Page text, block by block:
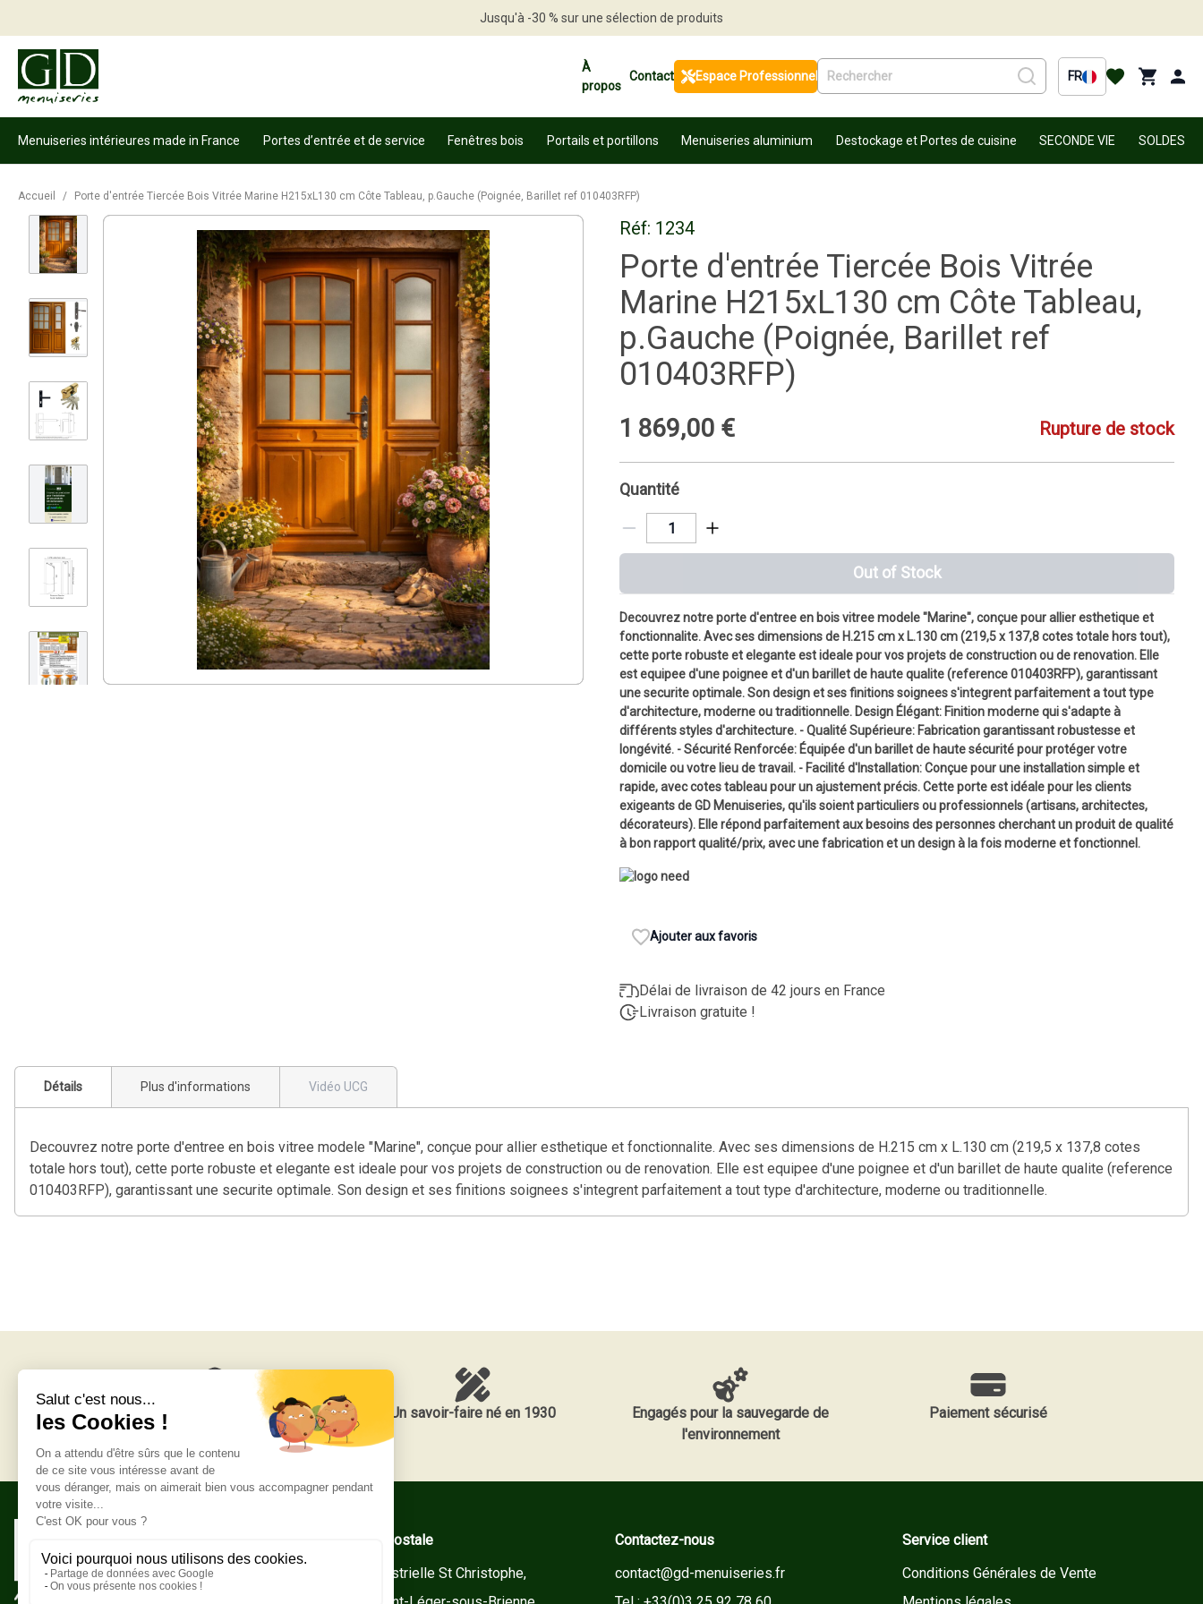
Jusqu'à -30 % sur une sélection de produits
À
propos
Contact Espace Professionnel FR
Menuiseries intérieures made in France Portes d’entrée et de service Fenêtres bois Portails et portillons Menuiseries aluminium Destockage et Portes de cuisine SECONDE VIE SOLDES
Accueil / Porte d'entrée Tiercée Bois Vitrée Marine H215xL130 cm Côte Tableau, p.Gauche (Poignée, Barillet ref 010403RFP)
Réf: 1234
Porte d'entrée Tiercée Bois Vitrée
Marine H215xL130 cm Côte Tableau,
p.Gauche (Poignée, Barillet ref
010403RFP)
1 869,00 € Rupture de stock
Quantité
Out of Stock
Decouvrez notre porte d'entree en bois vitree modele "Marine", conçue pour allier esthetique et
fonctionnalite. Avec ses dimensions de H.215 cm x L.130 cm (219,5 x 137,8 cotes totale hors tout),
cette porte robuste et elegante est ideale pour vos projets de construction ou de renovation. Elle
est equipee d'une poignee et d'un barillet de haute qualite (reference 010403RFP), garantissant
une securite optimale. Son design et ses finitions soignees s'integrent parfaitement a tout type
d'architecture, moderne ou traditionnelle. Design Élégant: Finition moderne qui s'adapte à
différents styles d'architecture. - Qualité Supérieure: Fabrication garantissant robustesse et
longévité. - Sécurité Renforcée: Équipée d'un barillet de haute sécurité pour protéger votre
domicile ou votre lieu de travail. - Facilité d'Installation: Conçue pour une installation simple et
rapide, avec cotes tableau pour un ajustement précis. Cette porte est idéale pour les clients
exigeants de GD Menuiseries, qu'ils soient particuliers ou professionnels (artisans, architectes,
décorateurs). Elle répond parfaitement aux besoins des personnes cherchant un produit de qualité
à bon rapport qualité/prix, avec une fabrication et un design à la fois moderne et fonctionnel.
Ajouter aux favoris
Délai de livraison de 42 jours en France
Livraison gratuite !
Détails Plus d'informations Vidéo UCG
Decouvrez notre porte d'entree en bois vitree modele "Marine", conçue pour allier esthetique et fonctionnalite. Avec ses dimensions de H.215 cm x L.130 cm (219,5 x 137,8 cotes
totale hors tout), cette porte robuste et elegante est ideale pour vos projets de construction ou de renovation. Elle est equipee d'une poignee et d'un barillet de haute qualite (reference
010403RFP), garantissant une securite optimale. Son design et ses finitions soignees s'integrent parfaitement a tout type d'architecture, moderne ou traditionnelle.
Livraison gratuite Un savoir-faire né en 1930
Engagés pour la sauvegarde de
l'environnement
Paiement sécurisé
Adresse postale
Zone Industrielle St Christophe,
Contactez-nous
contact@gd-menuiseries.fr
Service client
Conditions Générales de Vente